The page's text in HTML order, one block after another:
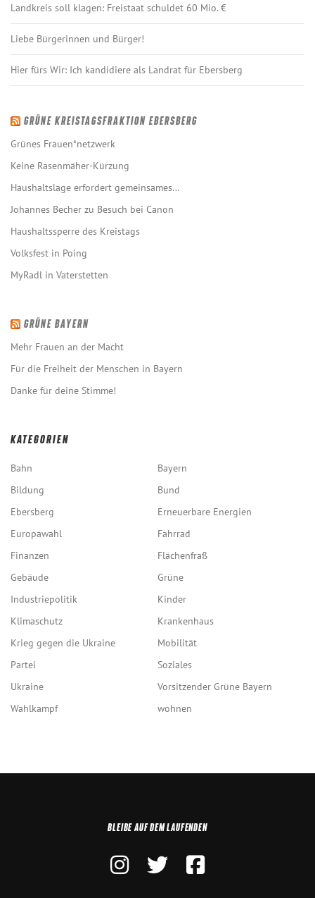
Landkreis soll klagen: Freistaat schuldet 60 Mio. €
Liebe Bürgerinnen und Bürger!
Hier fürs Wir: Ich kandidiere als Landrat für Ebersberg
GRÜNE KREISTAGSFRAKTION EBERSBERG
Grünes Frauen*netzwerk
Keine Rasenmäher-Kürzung
Haushaltslage erfordert gemeinsames…
Johannes Becher zu Besuch bei Canon
Haushaltssperre des Kreistags
Volksfest in Poing
MyRadl in Vaterstetten
GRÜNE BAYERN
Mehr Frauen an der Macht
Für die Freiheit der Menschen in Bayern
Danke für deine Stimme!
KATEGORIEN
Bahn
Bayern
Bildung
Bund
Ebersberg
Erneuerbare Energien
Europawahl
Fahrrad
Finanzen
Flächenfraß
Gebäude
Grüne
Industriepolitik
Kinder
Klimaschutz
Krankenhaus
Krieg gegen die Ukraine
Mobilität
Partei
Soziales
Ukraine
Vorsitzender Grüne Bayern
Wahlkampf
wohnen
BLEIBE AUF DEM LAUFENDEN